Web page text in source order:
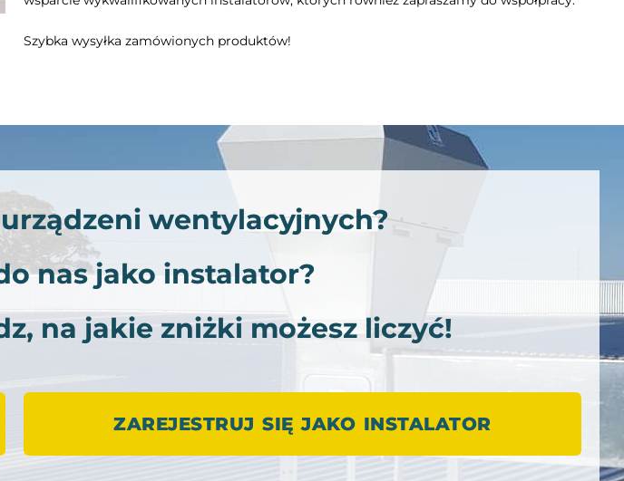
Szybka wysyłka zamówionych produktów!
wentylacyjnych?
nas jako instalator?
na jakie zniżki możesz liczyć!
ZAREJESTRUJ SIĘ JAKO INSTALATOR